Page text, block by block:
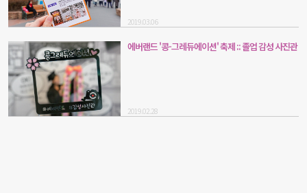
2019.03.06
에버랜드 '콩-그레듀에이션' 축제 :: 졸업 감성 사진관
2019.02.28